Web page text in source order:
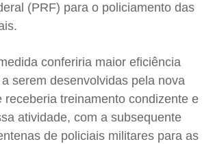
(PRF) para o policiamento das
conferiria maior eficiência
serem desenvolvidas pela nova
receberia treinamento condizente e
atividade, com a subsequente
de policiais militares para as